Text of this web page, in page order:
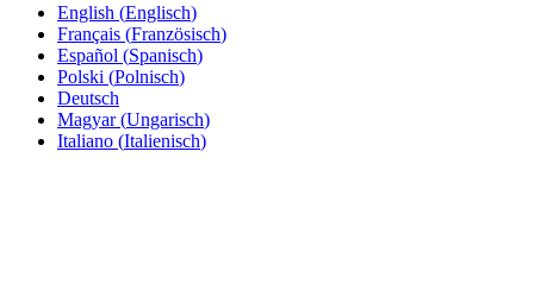
English (Englisch)
Français (Französisch)
Español (Spanisch)
Polski (Polnisch)
Deutsch
Magyar(Ungarisch)
Italiano (Italienisch)